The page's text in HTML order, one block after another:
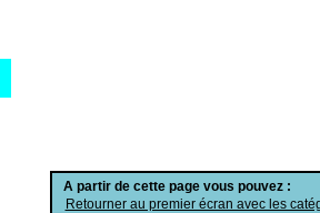
A partir de cette page vous pouvez :
Retourner au premier écran avec les